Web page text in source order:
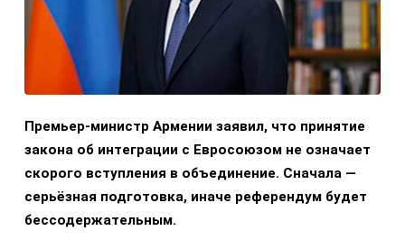
Премьер-министр Армении заявил, что принятие
закона об интеграции с Евросоюзом не означает
скорого вступления в объединение. Сначала —
серьёзная подготовка, иначе референдум будет
бессодержательным.